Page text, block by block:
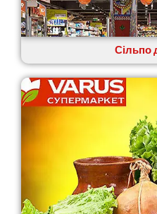
Сільпо